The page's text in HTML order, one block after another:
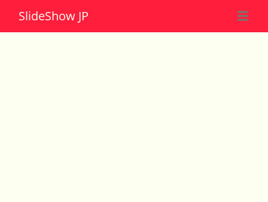
SlideShow JP ☰